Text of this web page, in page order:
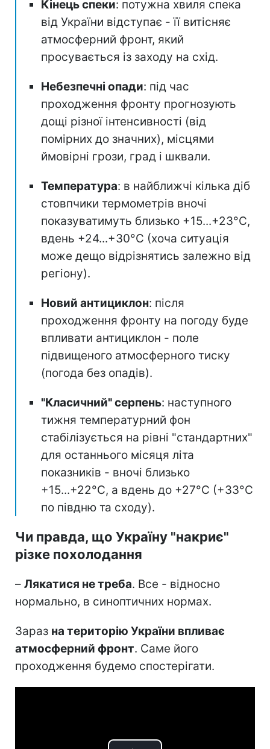
Кінець спеки: потужна хвиля спека
від України відступає - її витісняє
атмосферний фронт, який
просувається із заходу на схід.
Небезпечні опади: під час
проходження фронту прогнозують
дощі різної інтенсивності (від
помірних до значних), місцями
ймовірні грози, град і шквали.
Температура: в найближчі кілька діб
стовпчики термометрів вночі
показуватимуть близько +15...+23°С,
вдень +24...+30°C (хоча ситуація
може дещо відрізнятись залежно від
регіону).
Новий антициклон: після
проходження фронту на погоду буде
впливати антициклон - поле
підвищеного атмосферного тиску
(погода без опадів).
"Класичний" серпень: наступного
тижня температурний фон
стабілізується на рівні "стандартних"
для останнього місяця літа
показників - вночі близько
+15...+22°C, а вдень до +27°C (+33°C
по півдню та сходу).
Чи правда, що Україну "накриє"
різке похолодання
– Лякатися не треба. Все - відносно
нормально, в синоптичних нормах.
Зараз на територію України впливає
атмосферний фронт. Саме його
проходження будемо спостерігати.